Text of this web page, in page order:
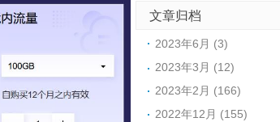
文章归档
2023年6月 (3)
2023年3月 (12)
2023年2月 (166)
2022年12月 (155)